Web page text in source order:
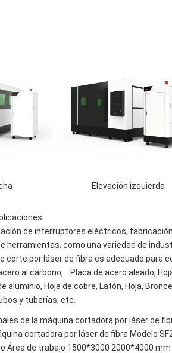
Elevación izquierda
de interruptores eléctricos,
herramientas, como una variedad de
corte por láser de fibra es adecuado
al carbono,    Placa de acero aleado,
aluminio, Hoja de cobre, Latón, Hoja,
y tuberías, etc.
de la máquina cortadora por láser de
cortadora por láser de fibra Modelo
Área de trabajo 1500*3000 2000*4000